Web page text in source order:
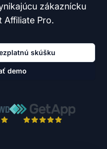
zákaznícku
Affiliate Pro.
skúšku
demo